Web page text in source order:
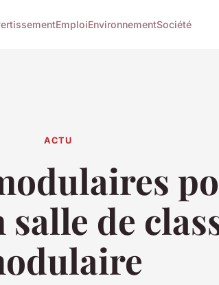
EmploiEnvironnementSociété
ACTU
de